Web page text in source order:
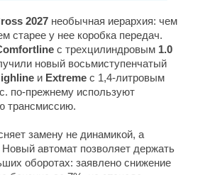
2027 необычная иерархия: чем
старее у нее коробка передач.
с трехцилиндровым 1.0
новый восьмиступенчатый
и Extreme с 1,4-литровым
по-прежнему используют
трансмиссию.
замену не динамикой, а
автомат позволяет держать
оборотах: заявлено снижение